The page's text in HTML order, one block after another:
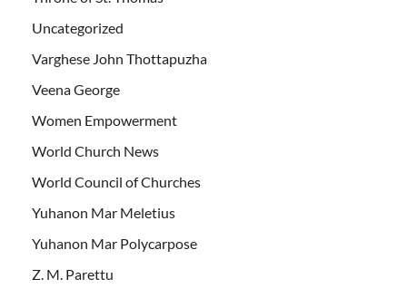
Uncategorized
Varghese John Thottapuzha
Veena George
Women Empowerment
World Church News
World Council of Churches
Yuhanon Mar Meletius
Yuhanon Mar Polycarpose
Z. M. Parettu